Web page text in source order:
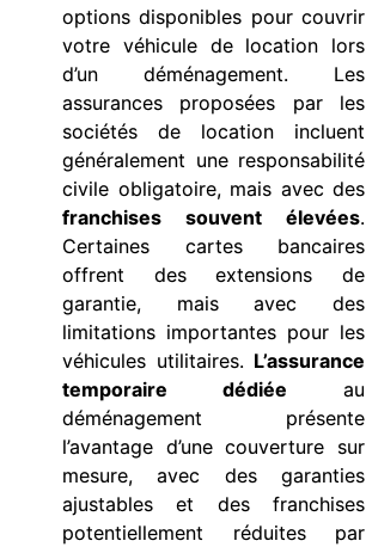
options disponibles pour couvrir
votre véhicule de location lors
d’un déménagement. Les
assurances proposées par les
sociétés de location incluent
généralement une responsabilité
civile obligatoire, mais avec des
franchises souvent élevées.
Certaines cartes bancaires
offrent des extensions de
garantie, mais avec des
limitations importantes pour les
véhicules utilitaires. L’assurance
temporaire dédiée au
déménagement présente
l’avantage d’une couverture sur
mesure, avec des garanties
ajustables et des franchises
potentiellement réduites par